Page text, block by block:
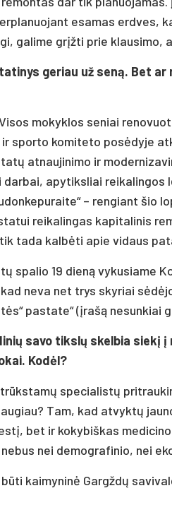
esamas erdves,
galime grįžti prie klausimo,
geriau už seną. Bet
mokyklos seniai
ir sporto komiteto posėdyje
atnaujinimo ir
apytiksliai reikalingos
– rengiant šio
reikalingas kapitalinis
tada kalbėti apie vidaus
spalio 19 dieną vykusiame
neva net trys skyriai
pastate“ (įrašą nesunkiai
savo tikslų skelbia siekį
Kodėl?
specialistų
Tam, kad atvyktų
bet ir kokybiškas
nei demografinio, nei
kaimyninė Gargždų